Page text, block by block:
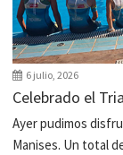
6 julio, 2026
Celebrado el
Ayer pudimos
Manises. Un total